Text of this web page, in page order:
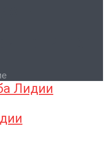
Лидии